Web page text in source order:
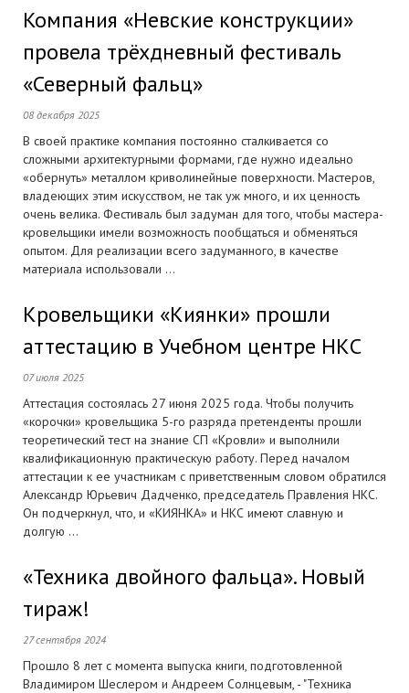
Компания «Невские конструкции»
провела трёхдневный фестиваль
«Северный фальц»
08 декабря 2025
В своей практике компания постоянно сталкивается со
сложными архитектурными формами, где нужно идеально
«обернуть» металлом криволинейные поверхности. Мастеров,
владеющих этим искусством, не так уж много, и их ценность
очень велика. Фестиваль был задуман для того, чтобы мастера-
кровельщики имели возможность пообщаться и обменяться
опытом. Для реализации всего задуманного, в качестве
материала использовали ...
Кровельщики «Киянки» прошли
аттестацию в Учебном центре НКС
07 июля 2025
Аттестация состоялась 27 июня 2025 года. Чтобы получить
«корочки» кровельщика 5-го разряда претенденты прошли
теоретический тест на знание СП «Кровли» и выполнили
квалификационную практическую работу. Перед началом
аттестации к ее участникам с приветственным словом обратился
Александр Юрьевич Дадченко, председатель Правления НКС.
Он подчеркнул, что, и «КИЯНКА» и НКС имеют славную и
долгую ...
«Техника двойного фальца». Новый
тираж!
27 сентября 2024
Прошло 8 лет с момента выпуска книги, подготовленной
Владимиром Шеслером и Андреем Солнцевым, - "Техника